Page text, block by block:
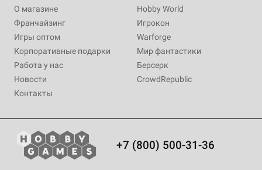
О магазине
Франчайзинг
Игры оптом
Корпоративные подарки
Работа у нас
Новости
Контакты
Hobby World
Игрокон
Warforge
Мир фантастики
Берсерк
CrowdRepublic
+7 (800) 500-31-36